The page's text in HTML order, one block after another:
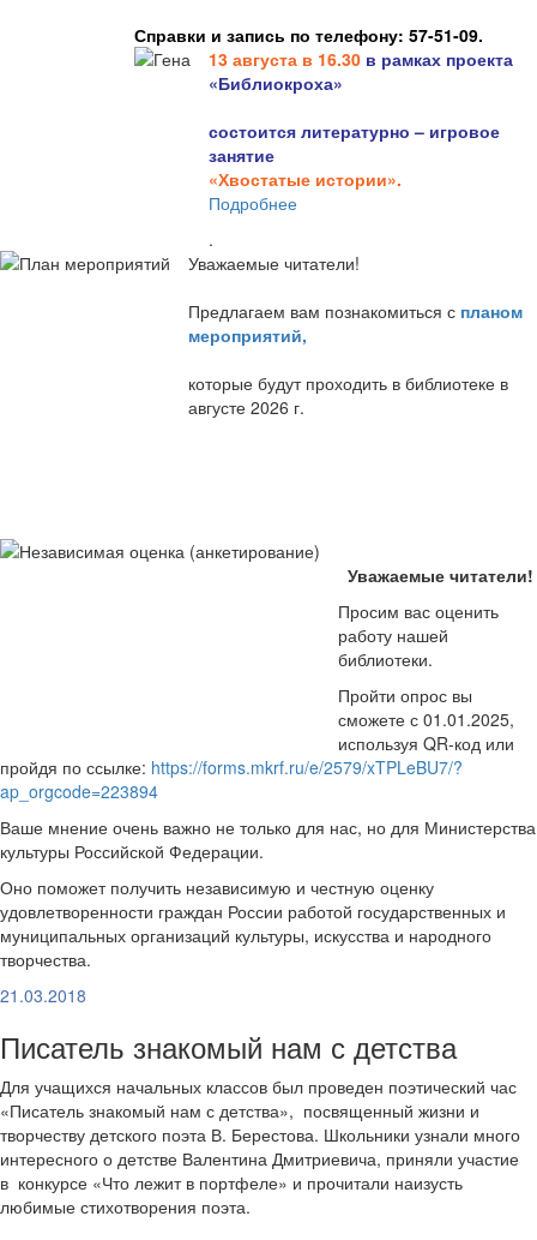
Справки и запись по телефону: 57-51-09.
13 августа в 16.30 в рамках проекта
«Библиокроха»
состоится литературно – игровое
занятие
«Хвостатые истории».
Подробнее
.
Уважаемые читатели!
Предлагаем вам познакомиться с планом
мероприятий,
которые будут проходить в библиотеке в
августе 2026 г.
Уважаемые читатели!
Просим вас оценить
работу нашей
библиотеки.
Пройти опрос вы
сможете с 01.01.2025,
используя QR-код или
пройдя по ссылке: https://forms.mkrf.ru/e/2579/xTPLeBU7/?
ap_orgcode=223894
Ваше мнение очень важно не только для нас, но для Министерства
культуры Российской Федерации.
Оно поможет получить независимую и честную оценку
удовлетворенности граждан России работой государственных и
муниципальных организаций культуры, искусства и народного
творчества.
21.03.2018
Писатель знакомый нам с детства
Для учащихся начальных классов был проведен поэтический час
«Писатель знакомый нам с детства», посвященный жизни и
творчеству детского поэта В. Берестова. Школьники узнали много
интересного о детстве Валентина Дмитриевича, приняли участие
в конкурсе «Что лежит в портфеле» и прочитали наизусть
любимые стихотворения поэта.